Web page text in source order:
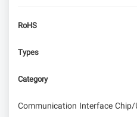
RoHS
Types
Category
Communication Interface